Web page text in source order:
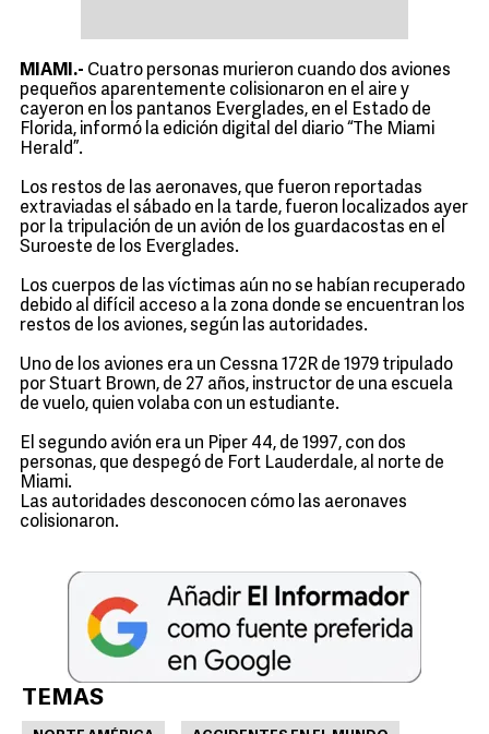
MIAMI.- Cuatro personas murieron cuando dos aviones
pequeños aparentemente colisionaron en el aire y
cayeron en los pantanos Everglades, en el Estado de
Florida, informó la edición digital del diario “The Miami
Herald”.
Los restos de las aeronaves, que fueron reportadas
extraviadas el sábado en la tarde, fueron localizados ayer
por la tripulación de un avión de los guardacostas en el
Suroeste de los Everglades.
Los cuerpos de las víctimas aún no se habían recuperado
debido al difícil acceso a la zona donde se encuentran los
restos de los aviones, según las autoridades.
Uno de los aviones era un Cessna 172R de 1979 tripulado
por Stuart Brown, de 27 años, instructor de una escuela
de vuelo, quien volaba con un estudiante.
El segundo avión era un Piper 44, de 1997, con dos
personas, que despegó de Fort Lauderdale, al norte de
Miami.
Las autoridades desconocen cómo las aeronaves
colisionaron.
TEMAS